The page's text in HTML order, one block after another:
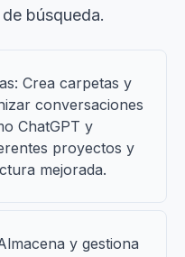
búsqueda.
Crea carpetas y
conversaciones
ChatGPT y
proyectos y
mejorada.
y gestiona